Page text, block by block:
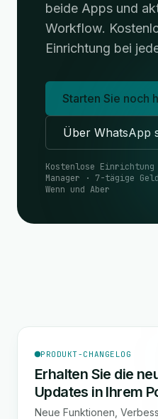
beide Apps und
Workflow.
Einrichtung bei
Starten Sie noch
Über WhatsApp
Kostenlose
Manager · 7-tägige
Wenn und Aber
PRODUKT-CHANGELOG
Erhalten Sie die
Updates in Ihrem
Neue Funktionen,